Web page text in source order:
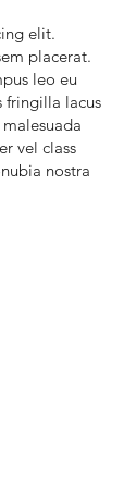
elit.
placerat.
leo eu
fringilla lacus
vel class
nostra